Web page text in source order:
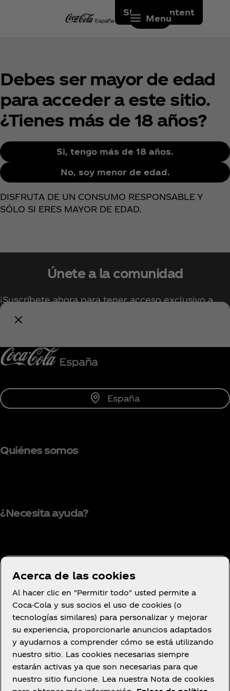
Skip to content
Menu
Debes ser mayor de edad
para acceder a este sitio.
¿Tienes más de 18 años?
Si, tengo más de 18 años.
No, soy menor de edad.
DISFRUTA DE UN CONSUMO RESPONSABLE Y
SÓLO SI ERES MAYOR DE EDAD.
Únete a la comunidad
¡Suscríbete ahora para tener acceso exclusivo a
todo lo relacionado con Coca‑Cola!
España
Quiénes somos
¿Necesita ayuda?
Configuración de cookies
Aviso de cookies
Declaración de Accesibilidad
Facebook
YouTube
Instagram
Acerca de las cookies
Al hacer clic en "Permitir todo" usted permite a
Coca-Cola y sus socios el uso de cookies (o
tecnologías similares) para personalizar y mejorar
su experiencia, proporcionarle anuncios adaptados
y ayudarnos a comprender cómo se está utilizando
nuestro sitio. Las cookies necesarias siempre
estarán activas ya que son necesarias para que
nuestro sitio funcione. Lea nuestra Nota de cookies